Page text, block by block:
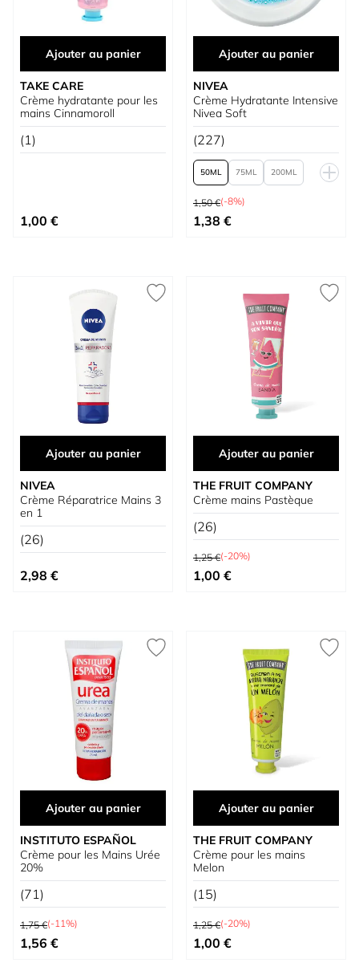
Ajouter au panier
TAKE CARE
Crème hydratante pour les
mains Cinnamoroll
(1)
1,00 €
Ajouter au panier
NIVEA
Crème Hydratante Intensive
Nivea Soft
(227)
50 75 200
375 425
Prix normal
1,50 €(-8%)
À partir de
1,38 €
Ajouter au panier
NIVEA
Crème Réparatrice Mains 3
en 1
(26)
2,98 €
Ajouter au panier
THE FRUIT COMPANY
Crème mains Pastèque
(26)
Prix normal
1,25 €(-20%)
Prix spécial
1,00 €
Ajouter au panier
INSTITUTO ESPAÑOL
Crème pour les Mains Urée
20%
(71)
Prix normal
1,75 €(-11%)
Prix spécial
1,56 €
Ajouter au panier
THE FRUIT COMPANY
Crème pour les mains
Melon
(15)
Prix normal
1,25 €(-20%)
Prix spécial
1,00 €